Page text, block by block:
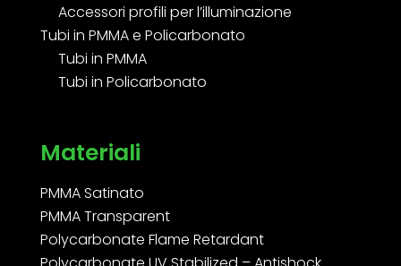
Accessori profili per l’illuminazione
Tubi in PMMA e Policarbonato
Tubi in PMMA
Tubi in Policarbonato
Materiali
PMMA Satinato
PMMA Transparent
Polycarbonate Flame Retardant